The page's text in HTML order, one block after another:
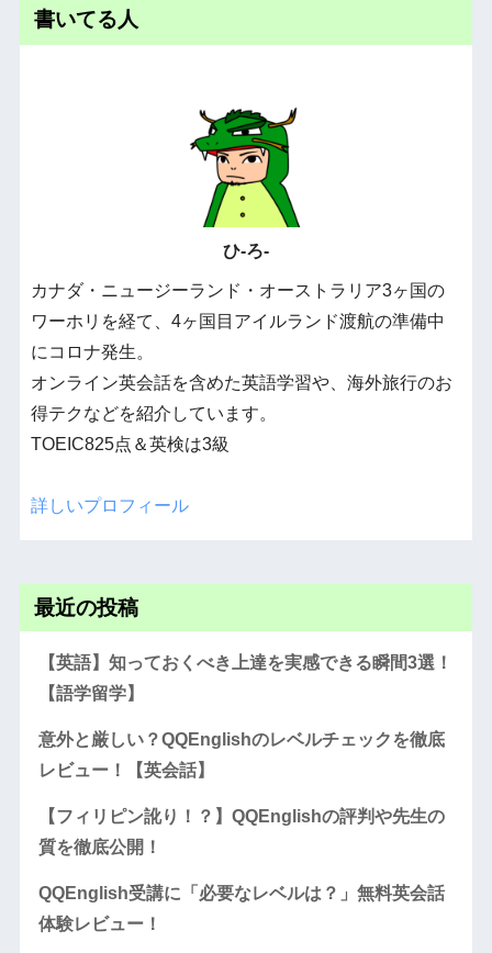
書いてる人
ひ-ろ-
カナダ・ニュージーランド・オーストラリア3ヶ国の
ワーホリを経て、4ヶ国目アイルランド渡航の準備中
にコロナ発生。
オンライン英会話を含めた英語学習や、海外旅行のお
得テクなどを紹介しています。
TOEIC825点＆英検は3級
詳しいプロフィール
最近の投稿
【英語】知っておくべき上達を実感できる瞬間3選！
【語学留学】
意外と厳しい？QQEnglishのレベルチェックを徹底
レビュー！【英会話】
【フィリピン訛り！？】QQEnglishの評判や先生の
質を徹底公開！
QQEnglish受講に「必要なレベルは？」無料英会話
体験レビュー！